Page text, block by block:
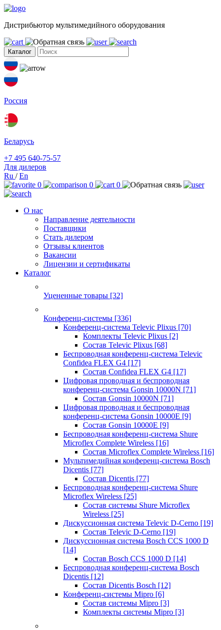
Дистрибьютор мультимедийного оборудования
Каталог
Россия
Беларусь
+7 495 640-75-57
Для дилеров
Ru /En
0
0 0
О нас
Направление деятельности
Поставщики
Стать дилером
Отзывы клиентов
Вакансии
Лицензии и сертификаты
Каталог
Уцененные товары [32]
Конференц-системы [336]
Конференц-система Televic Plixus [70]
Комплекты Televic Plixus [2]
Состав Televic Plixus [68]
Беспроводная конференц-система Televic
Confidea FLEX G4 [17]
Состав Confidea FLEX G4 [17]
Цифровая проводная и беспроводная
конференц-система Gonsin 10000N [71]
Состав Gonsin 10000N [71]
Цифровая проводная и беспроводная
конференц-система Gonsin 10000E [9]
Состав Gonsin 10000E [9]
Беспроводная конференц-система Shure
Microflex Complete Wireless [16]
Состав Microflex Complete Wireless [16]
Мультимедийная конференц-система Bosch
Dicentis [77]
Состав Dicentis [77]
Беспроводная конференц-система Shure
Microflex Wireless [25]
Состав системы Shure Microflex
Wireless [25]
Дискуссионная система Televic D-Cerno [19]
Состав Televic D-Cerno [19]
Дискуссионная система Bosch CCS 1000 D
[14]
Состав Bosch CCS 1000 D [14]
Беспроводная конференц-система Bosch
Dicentis [12]
Состав Dicentis Bosch [12]
Конференц-системы Mipro [6]
Состав системы Mipro [3]
Комплекты системы Mipro [3]